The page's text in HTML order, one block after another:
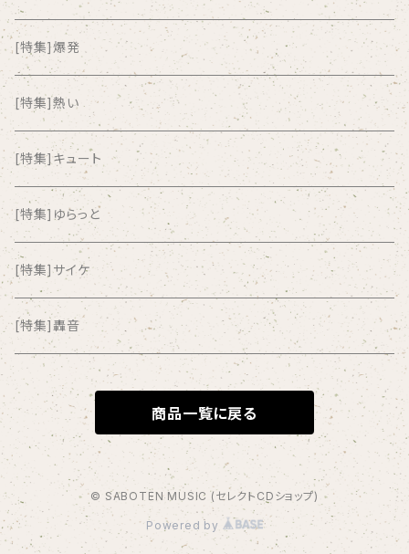
ALL ITEM 10 TIMES
Amia Calva
Amsterdamned
ANYO
And Summer Club
anticlockwise
Aysula
Bad Operation
Bagus!
BBBBBBB
[特集]爆発
[特集]熱い
[特集]キュート
[特集]ゆらっと
[特集]サイケ
[特集]轟音
商品一覧に戻る
© SABOTEN MUSIC (セレクトCDショップ)
Powered by